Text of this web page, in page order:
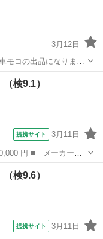
3月12日
モコの出品になりま
で カラー 水色 走行距離 55000km 駆動 FF 走...
距離
検9.1）
提携サイト 3月11日
： Ｓ ＦＯＵＲ ■
ョン： CVT ■ 店...
検9.6）
提携サイト 3月11日